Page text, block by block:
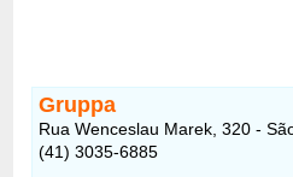
Gruppa
Rua Wenceslau Marek, 320 -
(41) 3035-6885